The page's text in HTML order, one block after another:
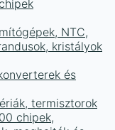
NTC,
kristályok
és
termisztorok
chipek,